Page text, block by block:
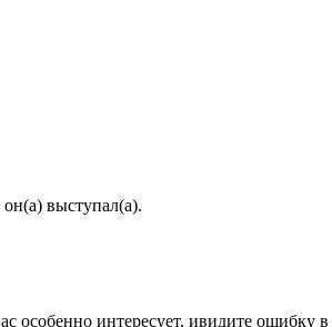
выступал(а).
интересует, ивидите ошибку